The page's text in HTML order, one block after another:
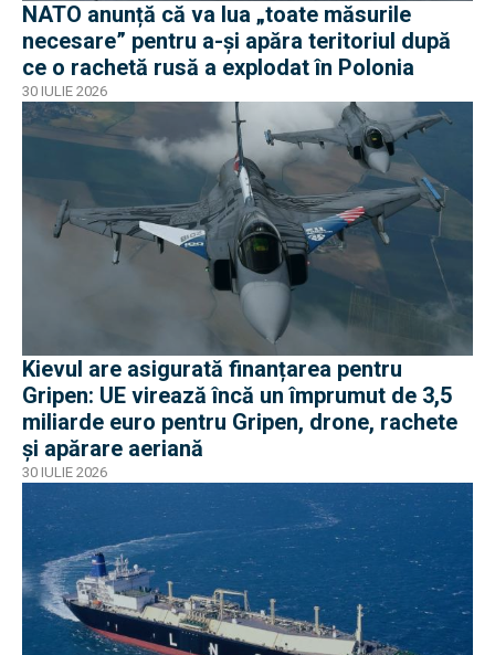
NATO anunță că va lua „toate măsurile
necesare” pentru a-și apăra teritoriul după
ce o rachetă rusă a explodat în Polonia
30 IULIE 2026
Kievul are asigurată finanțarea pentru
Gripen: UE virează încă un împrumut de 3,5
miliarde euro pentru Gripen, drone, rachete
și apărare aeriană
30 IULIE 2026